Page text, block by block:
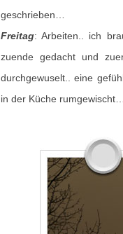
geschrieben…
Freitag: Arbeiten.. ich
zuende gedacht und
durchgewuselt.. eine
in der Küche rumgewischt…